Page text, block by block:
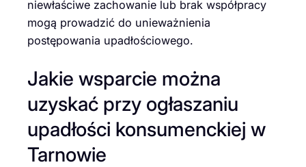
niewłaściwe zachowanie lub brak współpracy
mogą prowadzić do unieważnienia
postępowania upadłościowego.
Jakie wsparcie można
uzyskać przy ogłaszaniu
upadłości konsumenckiej w
Tarnowie